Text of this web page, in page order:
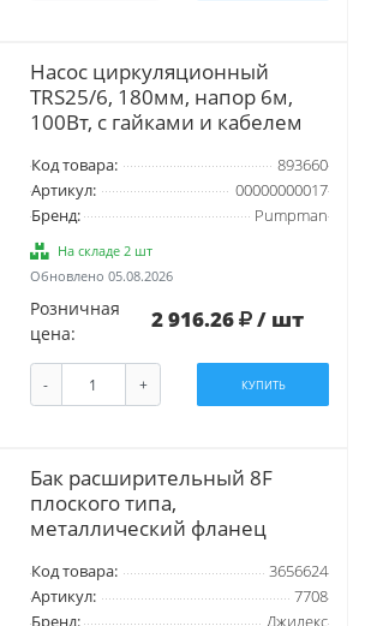
Насос циркуляционный
TRS25/6, 180мм, напор 6м,
100Вт, с гайками и кабелем
Код товара:
893660
Артикул:
00000000017
Бренд:
Pumpman
На складе 2 шт
Обновлено 05.08.2026
Розничная
цена:
2 916.26 / шт
- + КУПИТЬ
Бак расширительный 8F
плоского типа,
металлический фланец
Код товара:
3656624
Артикул:
7708